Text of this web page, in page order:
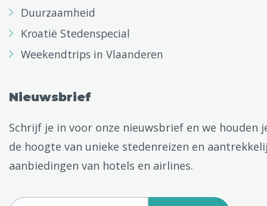
Duurzaamheid
Kroatië Stedenspecial
Weekendtrips in Vlaanderen
Nieuwsbrief
Schrijf je in voor onze nieuwsbrief en we houden
de hoogte van unieke stedenreizen en
aanbiedingen van hotels en airlines.